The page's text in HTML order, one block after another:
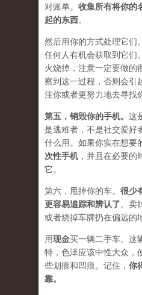
对账单。 收集所有将你的
起的东西。
然后用你的方式处理它们
任何人有机会获取到它们
火烧掉，注意一定要做的
察到这一过程，否则会引
注你或者更努力地去寻找
第五， 销毁你的手机。 这
是逃难者，不是社交爱好
什么用。如果你实在想要
次性手机，并且在必要的
它。
第六，甩掉你的车。 很少
更容易追踪和辨认了。卖
或者烧掉车牌扔在偏远的
用现金买一辆二手车。这
特，色泽应该中性大众，
些划痕和凹痕。记住， 你
靠。